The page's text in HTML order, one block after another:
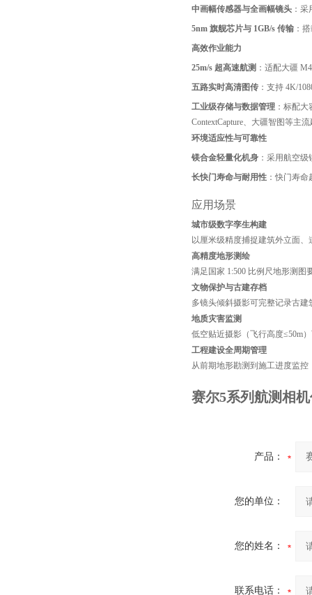
中画幅传感器与全画幅镜头 ：
5nm 旗舰芯片与 1GB/s 传输 ：
高效作业能力
25m/s 超高速航测 ：适配大疆
五路实时高清图传 ：支持 4K/
工业级存储与数据管理 ：标配
ContextCapture、大疆智图等主
环境适应性与可靠性
镁合金轻量化机身 ：采用航空
长快门寿命与耐用性 ：快门寿
应用场景
城市级数字孪生构建
以厘米级精度捕捉建筑外立面
高精度地形测绘
满足国家 1:500 比例尺地形测图
文物保护与古建存档
多镜头倾斜摄影可完整记录古
地质灾害监测
低空贴近摄影（飞行高度≤50m
工程建设全周期管理
从前期地形勘测到施工进度监
赛尔5系列航测相
产品：
您的单位：
您的姓名：
联系电话：